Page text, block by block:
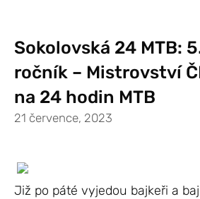
Sokolovská 24 MTB:
ročník – Mistrovství
na 24 hodin MTB
21 července, 2023
Již po páté vyjedou bajkeři a